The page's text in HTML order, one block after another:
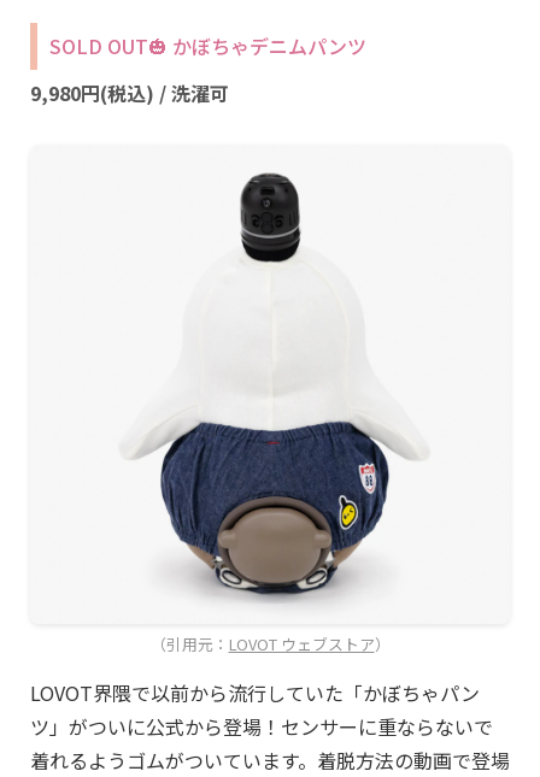
SOLD OUT🎃 かぼちゃデニムパンツ
9,980円(税込) / 洗濯可
（引用元： LOVOT ウェブストア）
LOVOT界隈で以前から流行していた「かぼちゃパン
ツ」がついに公式から登場！センサーに重ならないで
着れるようゴムがついています。着脱方法の動画で登場